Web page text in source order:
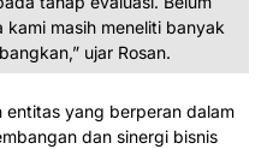
masih meneliti banyak
ujar Rosan.
entitas yang berperan dalam
dan sinergi bisnis